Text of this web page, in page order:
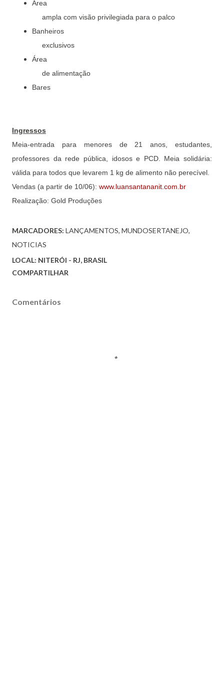
Área
     ampla com visão privilegiada para o palco
Banheiros
     exclusivos
Área
     de alimentação
Bares
Ingressos
Meia-entrada para menores de 21 anos, estudantes,
professores da rede pública, idosos e PCD. Meia solidária:
válida para todos que levarem 1 kg de alimento não perecível.
Vendas (a partir de 10/06): www.luansantananit.com.br
Realização: Gold Produções
MARCADORES: LANÇAMENTOS MUNDOSERTANEJO
NOTICIAS
LOCAL: NITERÓI - RJ, BRASIL
COMPARTILHAR
Comentários